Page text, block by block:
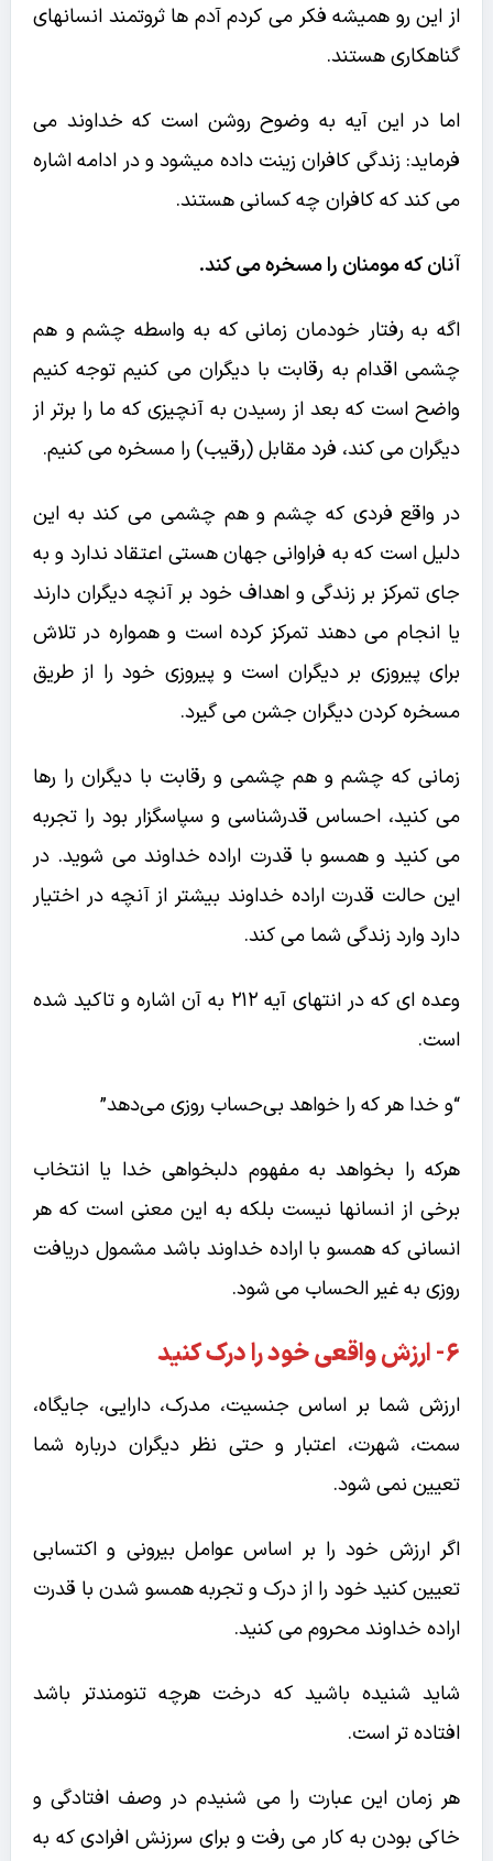
از این رو همیشه فکر می کردم آدم ها ثروتمند انسانهای
گناهکاری هستند.
اما در این آیه به وضوح روشن است که خداوند می
فرماید: زندگی کافران زینت داده میشود و در ادامه اشاره
می کند که کافران چه کسانی هستند.
آنان که مومنان را مسخره می کند.
اگه به رفتار خودمان زمانی که به واسطه چشم و هم
چشمی اقدام به رقابت با دیگران می کنیم توجه کنیم
واضح است که بعد از رسیدن به آنچیزی که ما را برتر از
دیگران می کند، فرد مقابل (رقیب) را مسخره می کنیم.
در واقع فردی که چشم و هم چشمی می کند به این
دلیل است که به فراوانی جهان هستی اعتقاد ندارد و به
جای تمرکز بر زندگی و اهداف خود بر آنچه دیگران دارند
یا انجام می دهند تمرکز کرده است و همواره در تلاش
برای پیروزی بر دیگران است و پیروزی خود را از طریق
مسخره کردن دیگران جشن می گیرد.
زمانی که چشم و هم چشمی و رقابت با دیگران را رها
می کنید، احساس قدرشناسی و سپاسگزار بود را تجربه
می کنید و همسو با قدرت اراده خداوند می شوید. در
این حالت قدرت اراده خداوند بیشتر از آنچه در اختیار
دارد وارد زندگی شما می کند.
وعده ای که در انتهای آیه 212 به آن اشاره و تاکید شده
است.
“و خدا هر كه را خواهد بى‌حساب روزى مى‌دهد”
هرکه را بخواهد به مفهوم دلبخواهی خدا یا انتخاب
برخی از انسانها نیست بلکه به این معنی است که هر
انسانی که همسو با اراده خداوند باشد مشمول دریافت
روزی به غیر الحساب می شود.
۶- ارزش واقعی خود را درک کنید
ارزش شما بر اساس جنسیت، مدرک، دارایی، جایگاه،
سمت، شهرت، اعتبار و حتی نظر دیگران درباره شما
تعیین نمی شود.
اگر ارزش خود را بر اساس عوامل بیرونی و اکتسابی
تعیین کنید خود را از درک و تجربه همسو شدن با قدرت
اراده خداوند محروم می کنید.
شاید شنیده باشید که درخت هرچه تنومندتر باشد
افتاده تر است.
هر زمان این عبارت را می شنیدم در وصف افتادگی و
خاکی بودن به کار می رفت و برای سرزنش افرادی که به